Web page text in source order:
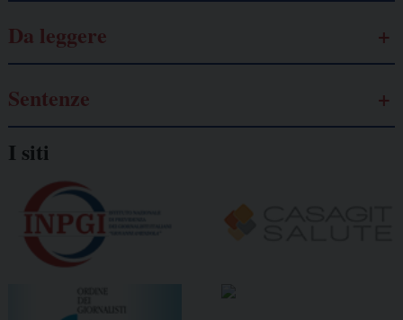
Da leggere
Sentenze
I siti